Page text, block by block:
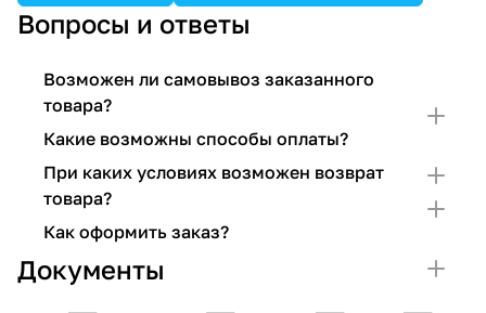
Вопросы и ответы
Возможен ли самовывоз заказанного
товара?
Какие возможны способы оплаты?
При каких условиях возможен возврат
товара?
Как оформить заказ?
Документы